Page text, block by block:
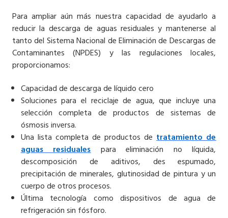
Para ampliar aún más nuestra capacidad de ayudarlo a
reducir la descarga de aguas residuales y mantenerse al
tanto del Sistema Nacional de Eliminación de Descargas de
Contaminantes (NPDES) y las regulaciones locales,
proporcionamos:
Capacidad de descarga de líquido cero
Soluciones para el reciclaje de agua, que incluye una
selección completa de productos de sistemas de
ósmosis inversa.
Una lista completa de productos detratamiento de
aguas residualespara eliminación no líquida,
descomposición de aditivos, des espumado,
precipitación de minerales, glutinosidad de pintura y un
cuerpo de otros procesos.
Última tecnología como dispositivos de agua de
refrigeración sin fósforo.